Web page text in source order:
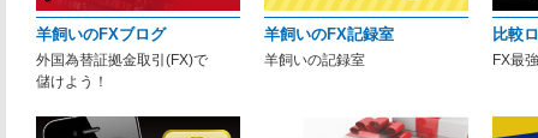
羊飼いのFXブログ
外国為替証拠金取引(FX)で
儲けよう！
羊飼いのFX記録室
羊飼いの記録室
比較
FX最